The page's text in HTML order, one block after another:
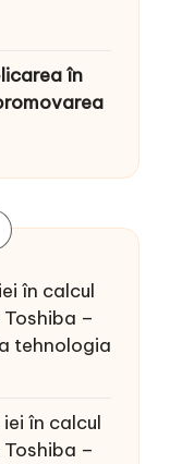
în
în calcul
–
tehnologia
în calcul
–